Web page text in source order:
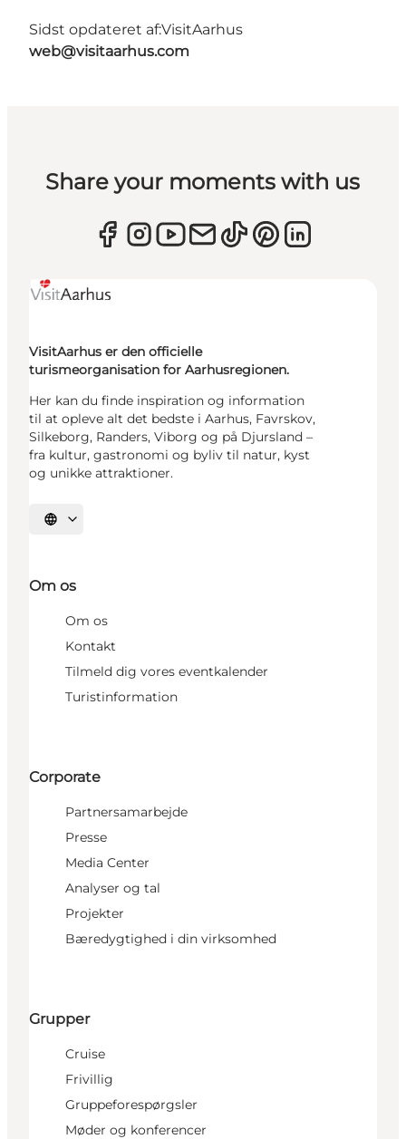
Sidst opdateret af:VisitAarhus
web@visitaarhus.com
Share your moments with us
VisitAarhus er den officielle
turismeorganisation for Aarhusregionen.
Her kan du finde inspiration og information
til at opleve alt det bedste i Aarhus, Favrskov,
Silkeborg, Randers, Viborg og på Djursland –
fra kultur, gastronomi og byliv til natur, kyst
og unikke attraktioner.
Vælg sprog
Om os
Om os
Kontakt
Tilmeld dig vores eventkalender
Turistinformation
Corporate
Partnersamarbejde
Presse
Media Center
Analyser og tal
Projekter
Bæredygtighed i din virksomhed
Grupper
Cruise
Frivillig
Gruppeforespørgsler
Møder og konferencer